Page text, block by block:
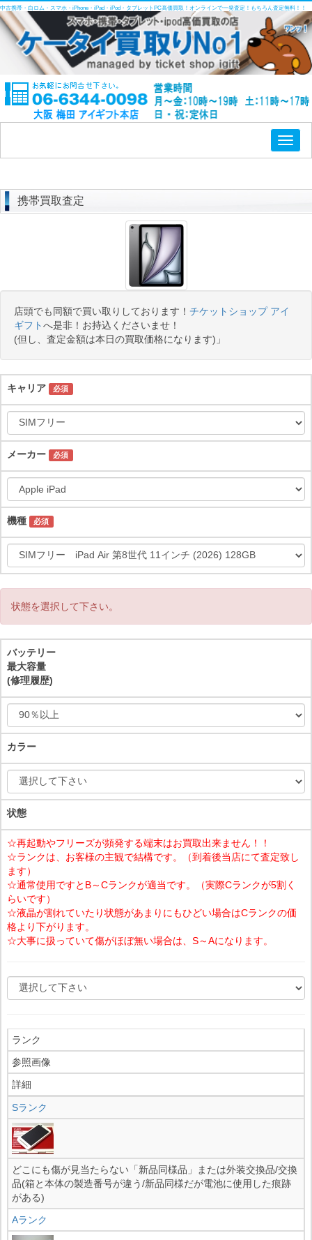
中古携帯・白ロム・スマホ・iPhone・iPad・iPod・タブレットPC高価買取！オンラインで一発査定！もちろん査定無料！！
携帯買取査定
店頭でも同額で買い取りしております！ チケットショップ アイ
ギフトへ是非！お持込くださいませ！
(但し、査定金額は本日の買取価格になります)」
キャリア 必須
メーカー 必須
機種 必須
状態を選択して下さい。
バッテリー
最大容量
(修理履歴)
カラー
状態
☆再起動やフリーズが頻発する端末はお買取出来ません！！
☆ランクは、お客様の主観で結構です。（到着後当店にて査定致し
ます）
☆通常使用ですとB～Cランクが適当です。（実際Cランクが5割く
らいです）
☆液晶が割れていたり状態があまりにもひどい場合はCランクの価
格より下がります。
☆大事に扱っていて傷がほぼ無い場合は、S～Aになります。
ランク
参照画像
詳細
Sランク
どこにも傷が見当たらない「新品同様品」または外装交換品/交換
品(箱と本体の製造番号が違う/新品同様だが電池に使用した痕跡
がある)
Aランク